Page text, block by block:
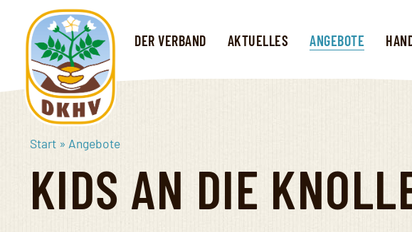
Deutscher
Kartoffelhandelsverband
DER VERBAND AKTUELLES ANGEBOTE
Start » Angebote
KIDS AN DIE